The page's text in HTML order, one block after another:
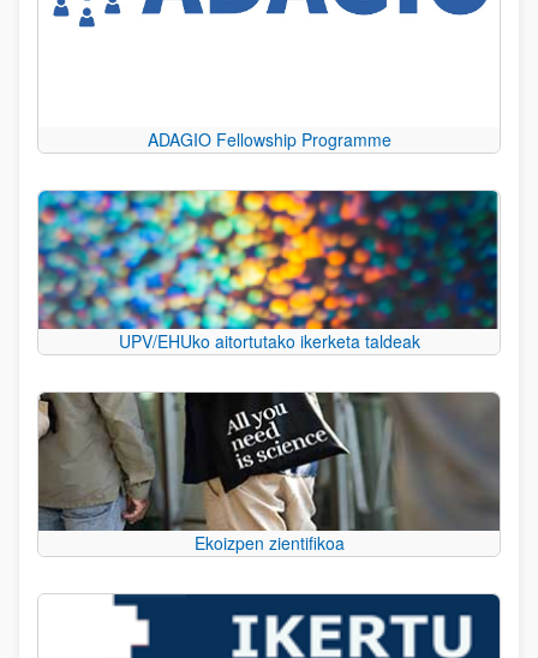
ADAGIO Fellowship Programme
UPV/EHUko aitortutako ikerketa taldeak
Ekoizpen zientifikoa